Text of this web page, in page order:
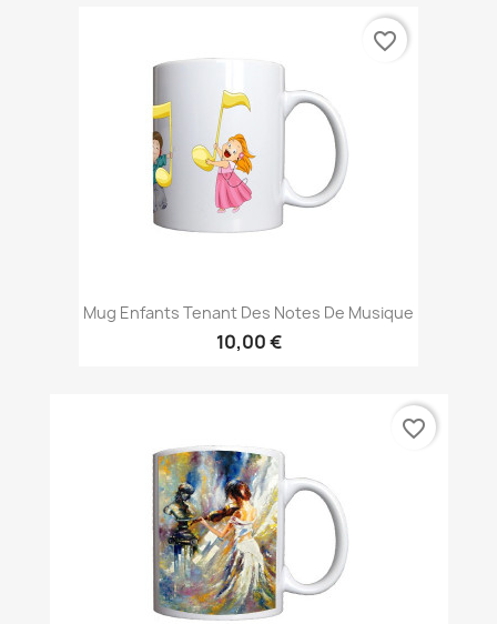
Mug Enfants Tenant Des Notes De Musique
10,00 €
favorite_border
favorite_border